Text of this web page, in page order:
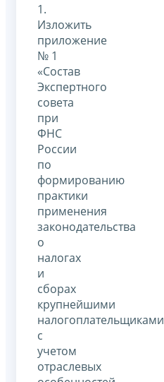
1.
Изложить
приложение
№ 1
«Состав
Экспертного
совета
при
ФНС
России
по
формированию
практики
применения
законодательства
о
налогах
и
сборах
крупнейшими
налогоплательщиками
с
учетом
отраслевых